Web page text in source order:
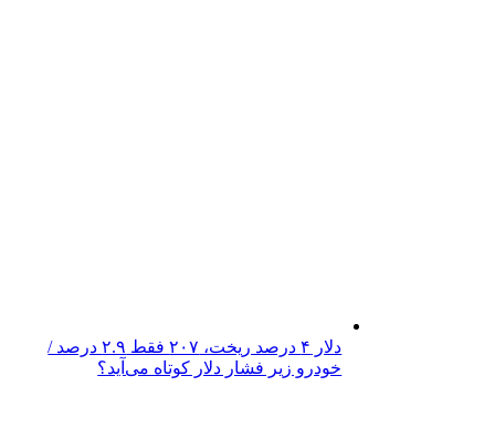
دلار ۴ درصد ریخت، ۲۰۷ فقط ۲.۹ درصد /
خودرو زیر فشار دلار کوتاه می‌آید؟